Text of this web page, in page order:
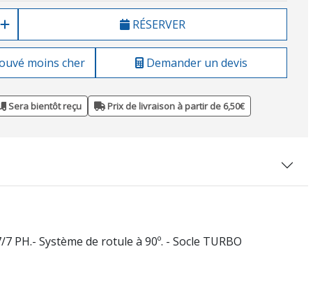
RÉSERVER
moins cher Demander un devis
Sera bientôt reçu Prix de livraison à partir de 6,50€
PH.- Système de rotule à 90º. - Socle TURBO